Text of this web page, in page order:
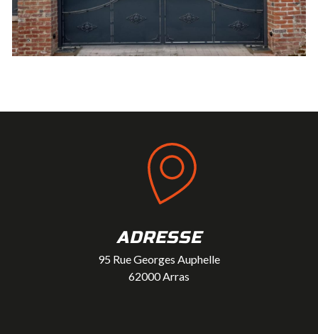
ADRESSE
95 Rue Georges Auphelle
62000 Arras